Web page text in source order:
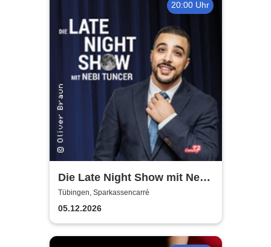
20:00 Uhr
Die Late Night Show mit Nebi
Tuncer
Tübingen, Sparkassencarré
05.12.2026